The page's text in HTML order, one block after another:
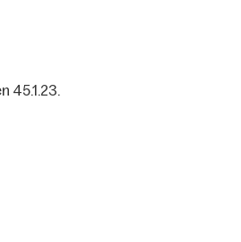
45.1.23.